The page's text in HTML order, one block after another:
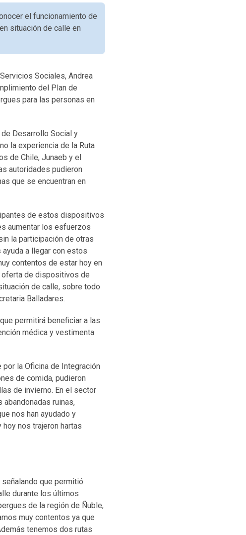
el funcionamiento de
situación de calle en
Sociales, Andrea
del Plan de
para las personas en
Desarrollo Social y
la experiencia de la Ruta
de Chile, Junaeb y el
autoridades pudieron
que se encuentran en
de estos dispositivos
aumentar los esfuerzos
la participación de otras
a llegar con estos
contentos de estar hoy en
oferta de dispositivos de
de calle, sobre todo
Balladares.
permitirá beneficiar a las
médica y vestimenta
la Oficina de Integración
de comida, pudieron
de invierno. En el sector
ruinas,
nos han ayudado y
nos trajeron hartas
que permitió
durante los últimos
de la región de Ñuble,
muy contentos ya que
tenemos dos rutas